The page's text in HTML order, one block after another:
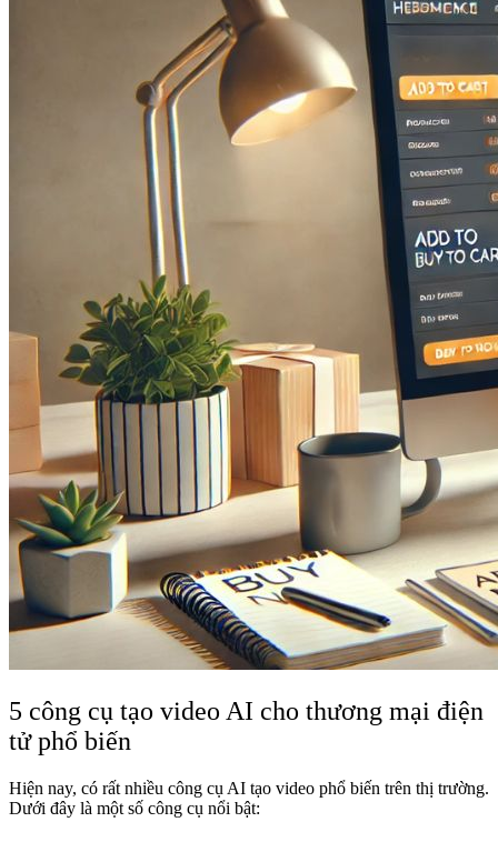
5 công cụ tạo video AI cho thương mại điện
tử phổ biến
Hiện nay, có rất nhiều công cụ AI tạo video phổ biến trên thị trường.
Dưới đây là một số công cụ nổi bật: